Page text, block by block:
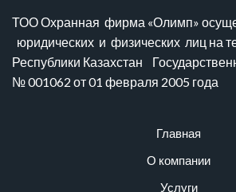
ТОО Охранная фирма «Олимп»
юридических и физических лиц на
Республики Казахстан
№ 001062 от 01 февраля 2005 года
Главная
О компании
Услуги